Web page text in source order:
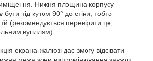
Нижня площина корпусу
під кутом 90° до стіни, тобто
(рекомендується перевірити це,
вугіллям).
екрана-жалюзі дає змогу відсівати